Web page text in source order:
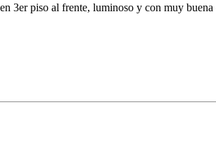
3er piso al frente, luminoso y con muy buena